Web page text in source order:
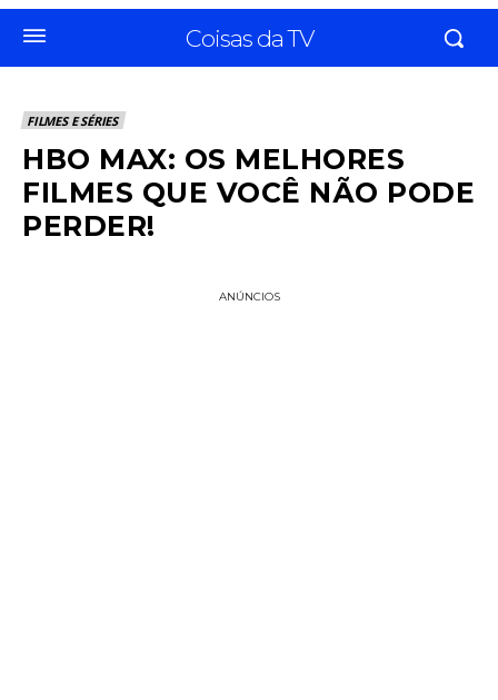
Coisas da TV
FILMES E SÉRIES
HBO MAX: OS MELHORES
FILMES QUE VOCÊ NÃO PODE
PERDER!
ANÚNCIOS